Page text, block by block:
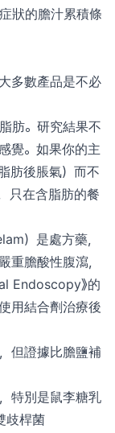
狀的膽汁累積條
多數產品是不必
肪。研究結果不
覺。如果你的主
肪後脹氣）而不
只在含脂肪的餐
）是處方藥，
重膽酸性腹瀉，
Endoscopy》的
用結合劑治療後
但證據比膽鹽補
特別是鼠李糖乳
歧桿菌